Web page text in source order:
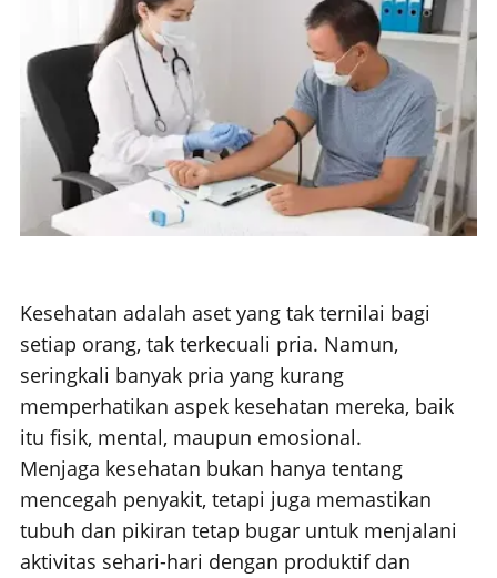
Kesehatan adalah aset yang tak ternilai bagi
setiap orang, tak terkecuali pria. Namun,
seringkali banyak pria yang kurang
memperhatikan aspek kesehatan mereka, baik
itu fisik, mental, maupun emosional.
Menjaga kesehatan bukan hanya tentang
mencegah penyakit, tetapi juga memastikan
tubuh dan pikiran tetap bugar untuk menjalani
aktivitas sehari-hari dengan produktif dan